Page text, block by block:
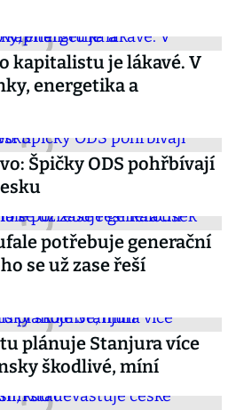
kapitalistu je lákavé. V
energetika a
Špičky ODS pohřbívají
potřebuje generační
se už zase řeší
plánuje Stanjura více
škodlivé, míní